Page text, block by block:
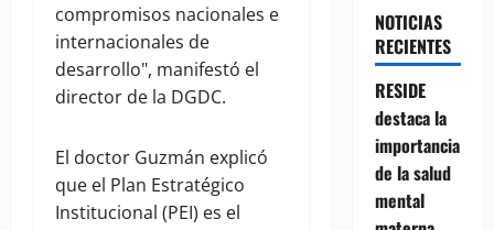
compromisos nacionales e
internacionales de
desarrollo", manifestó el
director de la DGDC.
El doctor Guzmán explicó
que el Plan Estratégico
Institucional (PEI) es el
NOTICIAS
RECIENTES
RESIDE
destaca la
importancia
de la salud
mental